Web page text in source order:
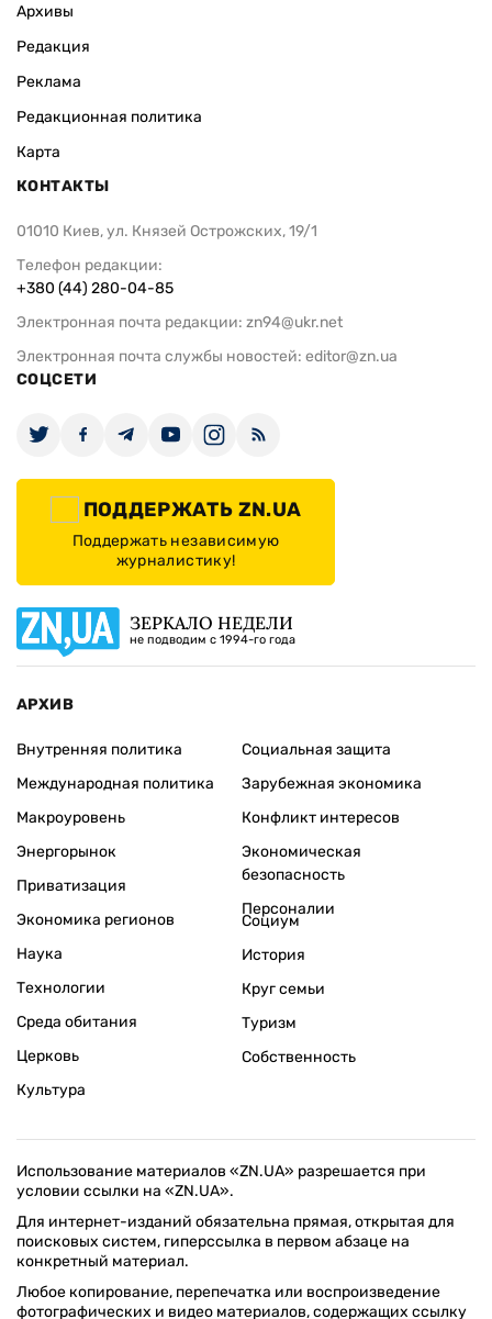
Архивы
Редакция
Реклама
Редакционная политика
Карта
КОНТАКТЫ
01010 Киев, ул. Князей Острожских, 19/1
Телефон редакции:
+380 (44) 280-04-85
Электронная почта редакции: zn94@ukr.net
Электронная почта службы новостей: editor@zn.ua
СОЦСЕТИ
ПОДДЕРЖАТЬ ZN.UA
Поддержать независимую
журналистику!
ЗЕРКАЛО НЕДЕЛИ
не подводим с 1994-го года
АРХИВ
Внутренняя политика
Международная политика
Макроуровень
Энергорынок
Приватизация
Экономика регионов
Социальная защита
Зарубежная экономика
Конфликт интересов
Экономическая
безопасность
Персоналии
Наука
Технологии
Среда обитания
Церковь
Культура
Социум
История
Круг семьи
Туризм
Собственность
Использование материалов «ZN.UA» разрешается при
условии ссылки на «ZN.UA».
Для интернет-изданий обязательна прямая, открытая для
поисковых систем, гиперссылка в первом абзаце на
конкретный материал.
Любое копирование, перепечатка или воспроизведение
фотографических и видео материалов, содержащих ссылку